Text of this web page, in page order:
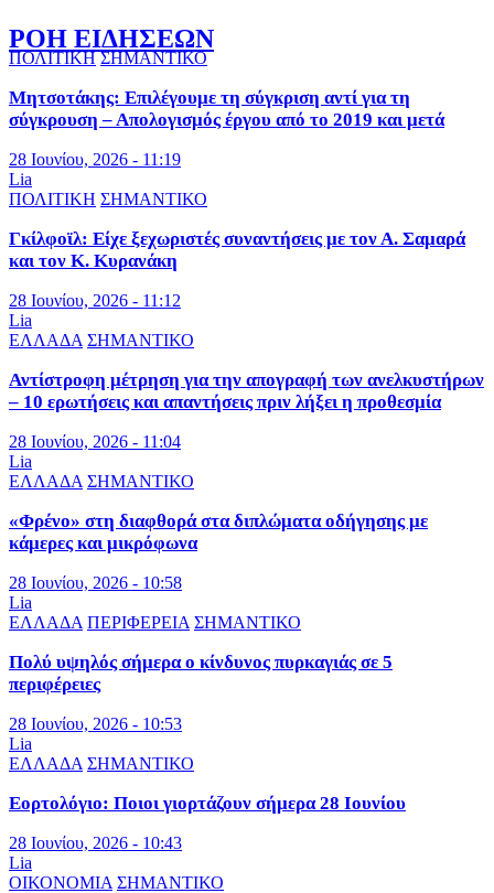
ΡΟΗ ΕΙΔΗΣΕΩΝ
ΠΟΛΙΤΙΚΗ ΣΗΜΑΝΤΙΚΟ
Μητσοτάκης: Επιλέγουμε τη σύγκριση αντί για τη
σύγκρουση – Απολογισμός έργου από το 2019 και μετά
28 Ιουνίου, 2026 - 11:19
Lia
ΠΟΛΙΤΙΚΗ ΣΗΜΑΝΤΙΚΟ
Γκίλφοϊλ: Είχε ξεχωριστές συναντήσεις με τον Α. Σαμαρά
και τον Κ. Κυρανάκη
28 Ιουνίου, 2026 - 11:12
Lia
ΕΛΛΑΔΑ ΣΗΜΑΝΤΙΚΟ
Αντίστροφη μέτρηση για την απογραφή των ανελκυστήρων
– 10 ερωτήσεις και απαντήσεις πριν λήξει η προθεσμία
28 Ιουνίου, 2026 - 11:04
Lia
ΕΛΛΑΔΑ ΣΗΜΑΝΤΙΚΟ
«Φρένο» στη διαφθορά στα διπλώματα οδήγησης με
κάμερες και μικρόφωνα
28 Ιουνίου, 2026 - 10:58
Lia
ΕΛΛΑΔΑ ΠΕΡΙΦΕΡΕΙΑ ΣΗΜΑΝΤΙΚΟ
Πολύ υψηλός σήμερα ο κίνδυνος πυρκαγιάς σε 5
περιφέρειες
28 Ιουνίου, 2026 - 10:53
Lia
ΕΛΛΑΔΑ ΣΗΜΑΝΤΙΚΟ
Εορτολόγιο: Ποιοι γιορτάζουν σήμερα 28 Ιουνίου
28 Ιουνίου, 2026 - 10:43
Lia
ΟΙΚΟΝΟΜΙΑ ΣΗΜΑΝΤΙΚΟ